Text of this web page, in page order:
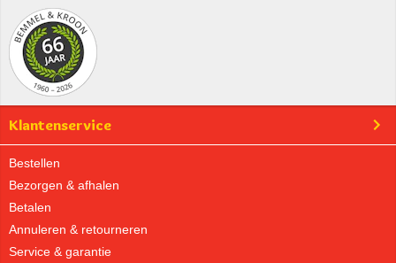
Klantenservice
Bestellen
Bezorgen & afhalen
Betalen
Annuleren & retourneren
Service & garantie